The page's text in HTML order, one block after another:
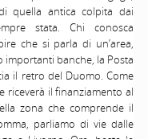
quella antica colpita dai
stata. Chi conosca
che si parla di un’area,
importanti banche, la Posta
il retro del Duomo. Come
riceverà il finanziamento al
zona che comprende il
parliamo di vie dalle